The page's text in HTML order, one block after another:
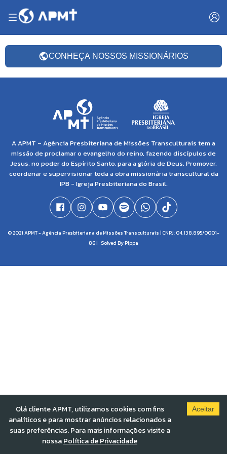
CONHEÇA NOSSOS MISSIONÁRIOS
A APMT – Agência Presbiteriana de Missões Transculturais tem a
missão de proclamar o evangelho do reino, fazendo discípulos de
Jesus, no poder do Espírito Santo, para a glória de Deus. Promover,
coordenar e supervisionar toda a obra missionária transcultural da
IPB - Igreja Presbiteriana do Brasil.
© 2021 APMT - Agência Presbiteriana de Missões Transculturais | CNPJ: 04.138.895/0001-
86 | Solved By Pippa
Olá cliente APMT, utilizamos cookies com fins
analíticos e para mostrar anúncios relacionados a
suas preferências. Para mais informações visite a
nossaPolítica de Privacidade
Aceitar